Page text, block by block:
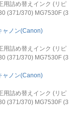
用詰め替えインク (リピ
(371/370) MG7530F (3
ャノン(Canon)
用詰め替えインク (リピ
(371/370) MG7530F (3
ャノン(Canon)
用詰め替えインク (リピ
(371/370) MG7530F (3